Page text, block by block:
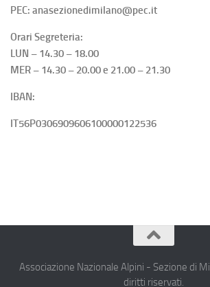
PEC: anasezionedimilano@pec.it
Orari Segreteria:
LUN – 14.30 – 18.00
MER – 14.30 – 20.00 e 21.00 – 21.30
IBAN:
IT56P0306909606100000122536
Associazione Nazionale Alpini - Sezione di
diritti riservati.